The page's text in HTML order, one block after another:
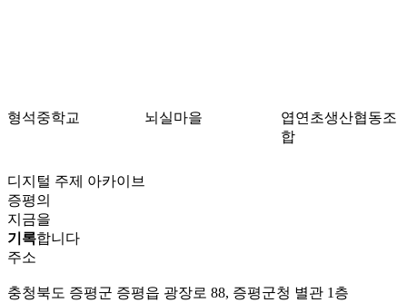
형석중학교 뇌실마을
엽연초생산협동조
합
디지털 주제 아카이브
증평의
지금을
기록합니다
주소
충청북도 증평군 증평읍 광장로 88, 증평군청 별관 1층